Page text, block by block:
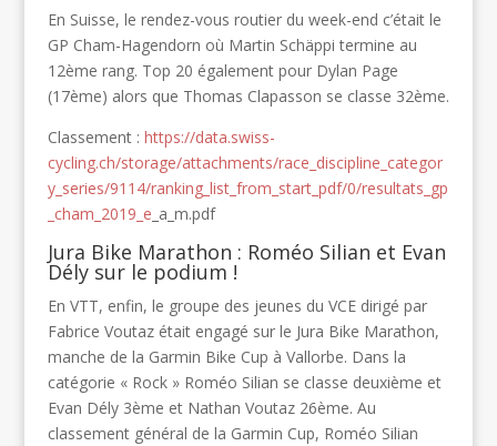
En Suisse, le rendez-vous routier du week-end c’était le
GP Cham-Hagendorn où Martin Schäppi termine au
12ème rang. Top 20 également pour Dylan Page
(17ème) alors que Thomas Clapasson se classe 32ème.
Classement : https://data.swiss-
cycling.ch/storage/attachments/race_discipline_categor
y_series/9114/ranking_list_from_start_pdf/0/resultats_gp
_cham_2019_e _a_m.pdf
Jura Bike Marathon : Roméo Silian et Evan
Dély sur le podium !
En VTT, enfin, le groupe des jeunes du VCE dirigé par
Fabrice Voutaz était engagé sur le Jura Bike Marathon,
manche de la Garmin Bike Cup à Vallorbe. Dans la
catégorie « Rock » Roméo Silian se classe deuxième et
Evan Dély 3ème et Nathan Voutaz 26ème. Au
classement général de la Garmin Cup, Roméo Silian